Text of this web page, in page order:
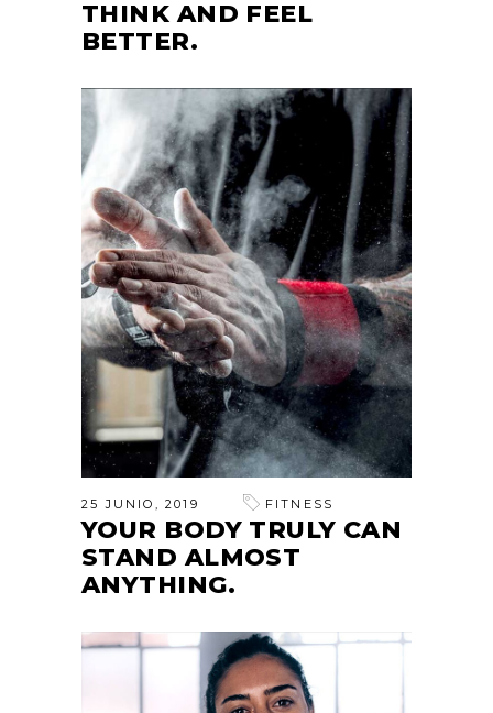
THINK AND FEEL
BETTER.
25 JUNIO, 2019 FITNESS
YOUR BODY TRULY CAN
STAND ALMOST
ANYTHING.